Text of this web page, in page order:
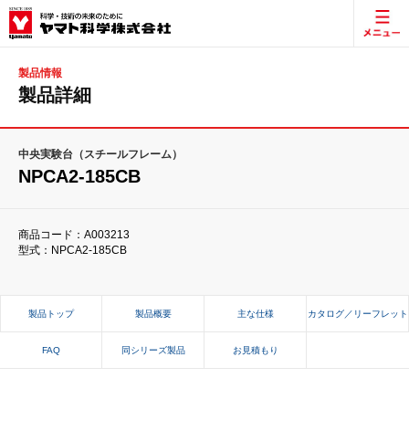
製品情報
製品詳細
中央実験台（スチールフレーム）
NPCA2-185CB
商品コード：A003213
型式：NPCA2-185CB
製品トップ 製品概要 主な仕様 カタログ／リーフレット
FAQ 同シリーズ製品 お見積もり